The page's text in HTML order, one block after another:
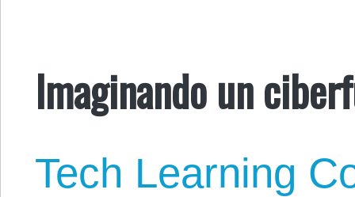
Imaginando un
Tech Learning